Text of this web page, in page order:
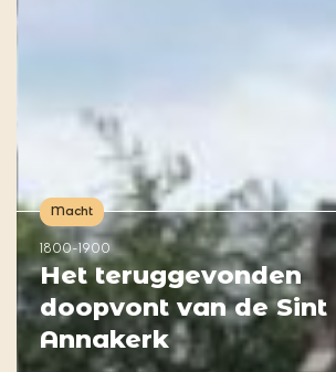
Macht
1800-1900
Het teruggevonden
doopvont van de Sint
Annakerk